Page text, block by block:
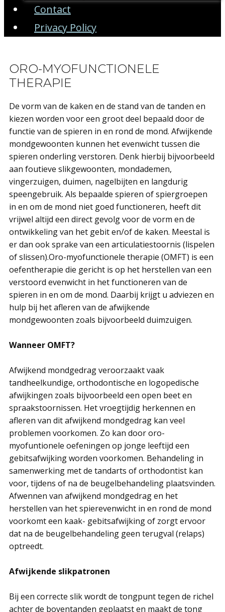
Contact
Privacy Policy
ORO-MYOFUNCTIONELE
THERAPIE
De vorm van de kaken en de stand van de tanden en
kiezen worden voor een groot deel bepaald door de
functie van de spieren in en rond de mond. Afwijkende
mondgewoonten kunnen het evenwicht tussen die
spieren onderling verstoren. Denk hierbij bijvoorbeeld
aan foutieve slikgewoonten, mondademen,
vingerzuigen, duimen, nagelbijten en langdurig
speengebruik. Als bepaalde spieren of spiergroepen
in en om de mond niet goed functioneren, heeft dit
vrijwel altijd een direct gevolg voor de vorm en de
ontwikkeling van het gebit en/of de kaken. Meestal is
er dan ook sprake van een articulatiestoornis (lispelen
of slissen).Oro-myofunctionele therapie (OMFT) is een
oefentherapie die gericht is op het herstellen van een
verstoord evenwicht in het functioneren van de
spieren in en om de mond. Daarbij krijgt u adviezen en
hulp bij het afleren van de afwijkende
mondgewoonten zoals bijvoorbeeld duimzuigen.
Wanneer OMFT?
Afwijkend mondgedrag veroorzaakt vaak
tandheelkundige, orthodontische en logopedische
afwijkingen zoals bijvoorbeeld een open beet en
spraakstoornissen. Het vroegtijdig herkennen en
afleren van dit afwijkend mondgedrag kan veel
problemen voorkomen. Zo kan door oro-
myofuntionele oefeningen op jonge leeftijd een
gebitsafwijking worden voorkomen. Behandeling in
samenwerking met de tandarts of orthodontist kan
voor, tijdens of na de beugelbehandeling plaatsvinden.
Afwennen van afwijkend mondgedrag en het
herstellen van het spierevenwicht in en rond de mond
voorkomt een kaak- gebitsafwijking of zorgt ervoor
dat na de beugelbehandeling geen terugval (relaps)
optreedt.
Afwijkende slikpatronen
Bij een correcte slik wordt de tongpunt tegen de richel
achter de boventanden geplaatst en maakt de tong